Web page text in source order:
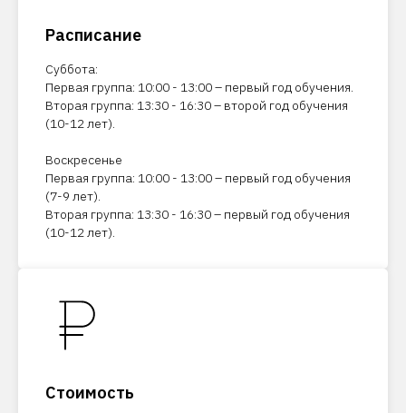
Расписание
Суббота:
Первая группа: 10:00 - 13:00 – первый год обучения.
Вторая группа: 13:30 - 16:30 – второй год обучения
(10-12 лет).
Воскресенье
Первая группа: 10:00 - 13:00 – первый год обучения
(7-9 лет).
Вторая группа: 13:30 - 16:30 – первый год обучения
(10-12 лет).
Стоимость